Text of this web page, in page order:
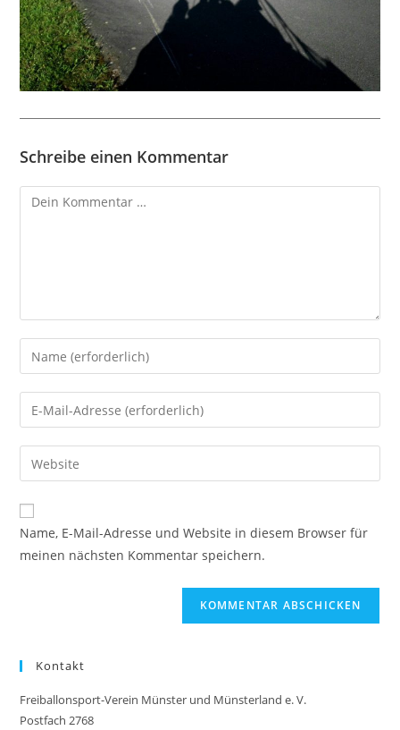
Schreibe einen Kommentar
Kommentar
Gib
deinen
Namen
oder
zum
Kommentieren
ein
Gib
deine
E-
Mail-
zum
Kommentieren
ein
Gib
deine
Website-
URL
Name, E-Mail-Adresse und Website in diesem Browser für
meinen nächsten Kommentar speichern.
Kontakt
Freiballonsport-Verein Münster und Münsterland e. V.
Postfach 2768